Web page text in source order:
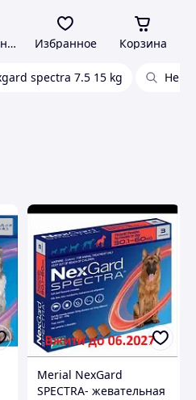
Избранное Корзина
spectra 7.5 15 kg
Merial NexGard
SPECTRA- жевательная